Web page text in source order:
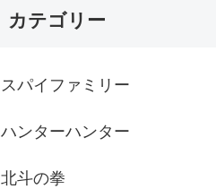
カテゴリー
スパイファミリー
ハンターハンター
北斗の拳